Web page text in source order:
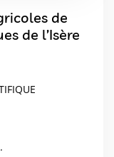
de
de l’Isère